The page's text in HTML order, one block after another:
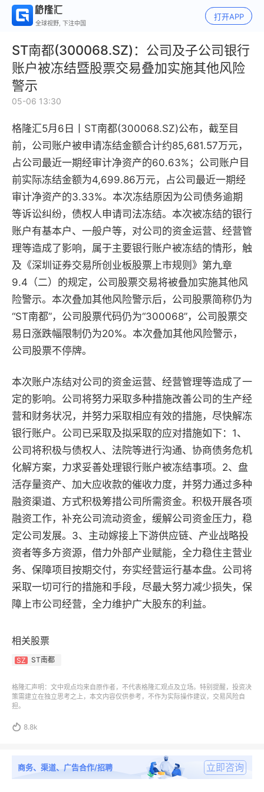
全球视野, 下注中国
打开APP
ST南都(300068.SZ)：公司及子公司银行
账户被冻结暨股票交易叠加实施其他风险
警示
05-06 13:30
格隆汇5月6日丨 ST南都(300068.SZ)公布， 截至目
前，公司账户被申请冻结金额合计约85,681.57万元，
占公司最近一期经审计净资产的60.63%；公司账户目
前实际冻结金额为4,699.86万元，占公司最近一期经
审计净资产的3.33%。本次冻结原因为公司债务逾期
等诉讼纠纷，债权人申请司法冻结。本次被冻结的银行
账户有基本户、一般户等，对公司的资金运营、经营管
理等造成了影响，属于主要银行账户被冻结的情形，触
及《深圳证券交易所创业板股票上市规则》第九章
9.4（二）的规定，公司股票交易将被叠加实施其他风
险警示。本次叠加其他风险警示后，公司股票简称仍为
“ST南都”，公司股票代码仍为“300068”，公司股票交
易日涨跌幅限制仍为20%。本次叠加其他风险警示，
公司股票不停牌。
本次账户冻结对公司的资金运营、经营管理等造成了一
定的影响。公司将努力采取多种措施改善公司的生产经
营和财务状况，并努力采取相应有效的措施，尽快解冻
银行账户。公司已采取及拟采取的应对措施如下：1、
公司将积极与债权人、法院等进行沟通、协商债务危机
化解方案，力求妥善处理银行账户被冻结事项。2、盘
活存量资产、加大应收款的催收力度，并努力通过多种
融资渠道、方式积极筹措公司所需资金。积极开展各项
融资工作，补充公司流动资金，缓解公司资金压力，稳
定公司发展。3、主动嫁接上下游供应链、产业战略投
资者等多方资源，借力外部产业赋能，全力稳住主营业
务、保障项目按期交付，夯实经营运行基本盘。公司将
采取一切可行的措施和手段，尽最大努力减少损失，保
障上市公司经营，全力维护广大股东的利益。
相关股票
SZ ST南都
格隆汇声明：文中观点均来自原作者，不代表格隆汇观点及立场。特别提醒，投资决
策需建立在独立思考之上，本文内容仅供参考，不作为实际操作建议，交易风险自
担。
 8.8k
商务、渠道、广告合作/招聘 立即咨询